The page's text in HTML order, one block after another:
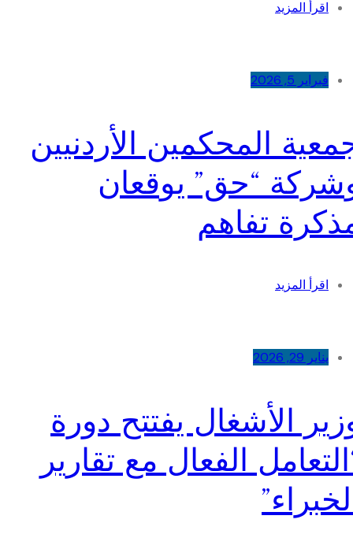
اقرأ المزيد
فبراير 5, 2026
المحكمين الأردنيين
“حق” يوقعان
تفاهم
اقرأ المزيد
يناير 29, 2026
الأشغال يفتتح دورة
الفعال مع تقارير